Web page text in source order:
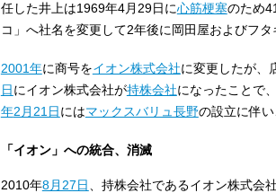
任した井上は1969年4月29日に心筋梗塞のため
コ」へ社名を変更して2年後に岡田屋およびフ
2001年に商号をイオン株式会社に変更したが、
日にイオン株式会社が持株会社になったことで、
年2月21日にはマックスバリュ長野の設立に伴
「イオン」への統合、消滅
2010年8月27日 、持株会社であるイオン株式会